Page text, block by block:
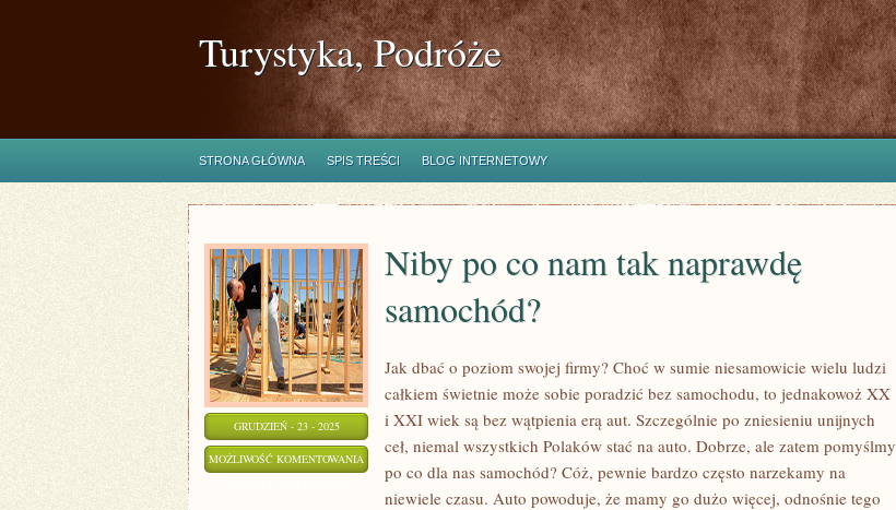
Turystyka, Podróże
STRONA GŁÓWNA SPIS TREŚCI BLOG INTERNETOWY
GRUDZIEŃ - 23 - 2025
MOŻLIWOŚĆ KOMENTOWANIA
Niby po co nam tak naprawdę
samochód?
Jak dbać o poziom swojej firmy? Choć w sumie niesamowicie wielu ludzi
całkiem świetnie może sobie poradzić bez samochodu, to jednakowoż XX
i XXI wiek są bez wątpienia erą aut. Szczególnie po zniesieniu unijnych
ceł, niemal wszystkich Polaków stać na auto. Dobrze, ale zatem pomyślmy
po co dla nas samochód? Cóż, pewnie bardzo często narzekamy na
niewiele czasu. Auto powoduje, że mamy go dużo więcej, odnośnie tego